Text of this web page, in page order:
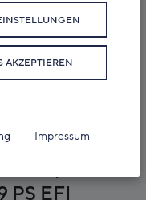
9,9 PS
PS EFI
AKZEPTIEREN
Impressum